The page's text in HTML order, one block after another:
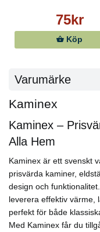
75kr
Köp
Varumärke
Kaminex
Kaminex –
Alla Hem
Kaminex är ett svenskt
prisvärda kaminer,
design och
leverera effektiv värme,
perfekt för både
Med Kaminex får du